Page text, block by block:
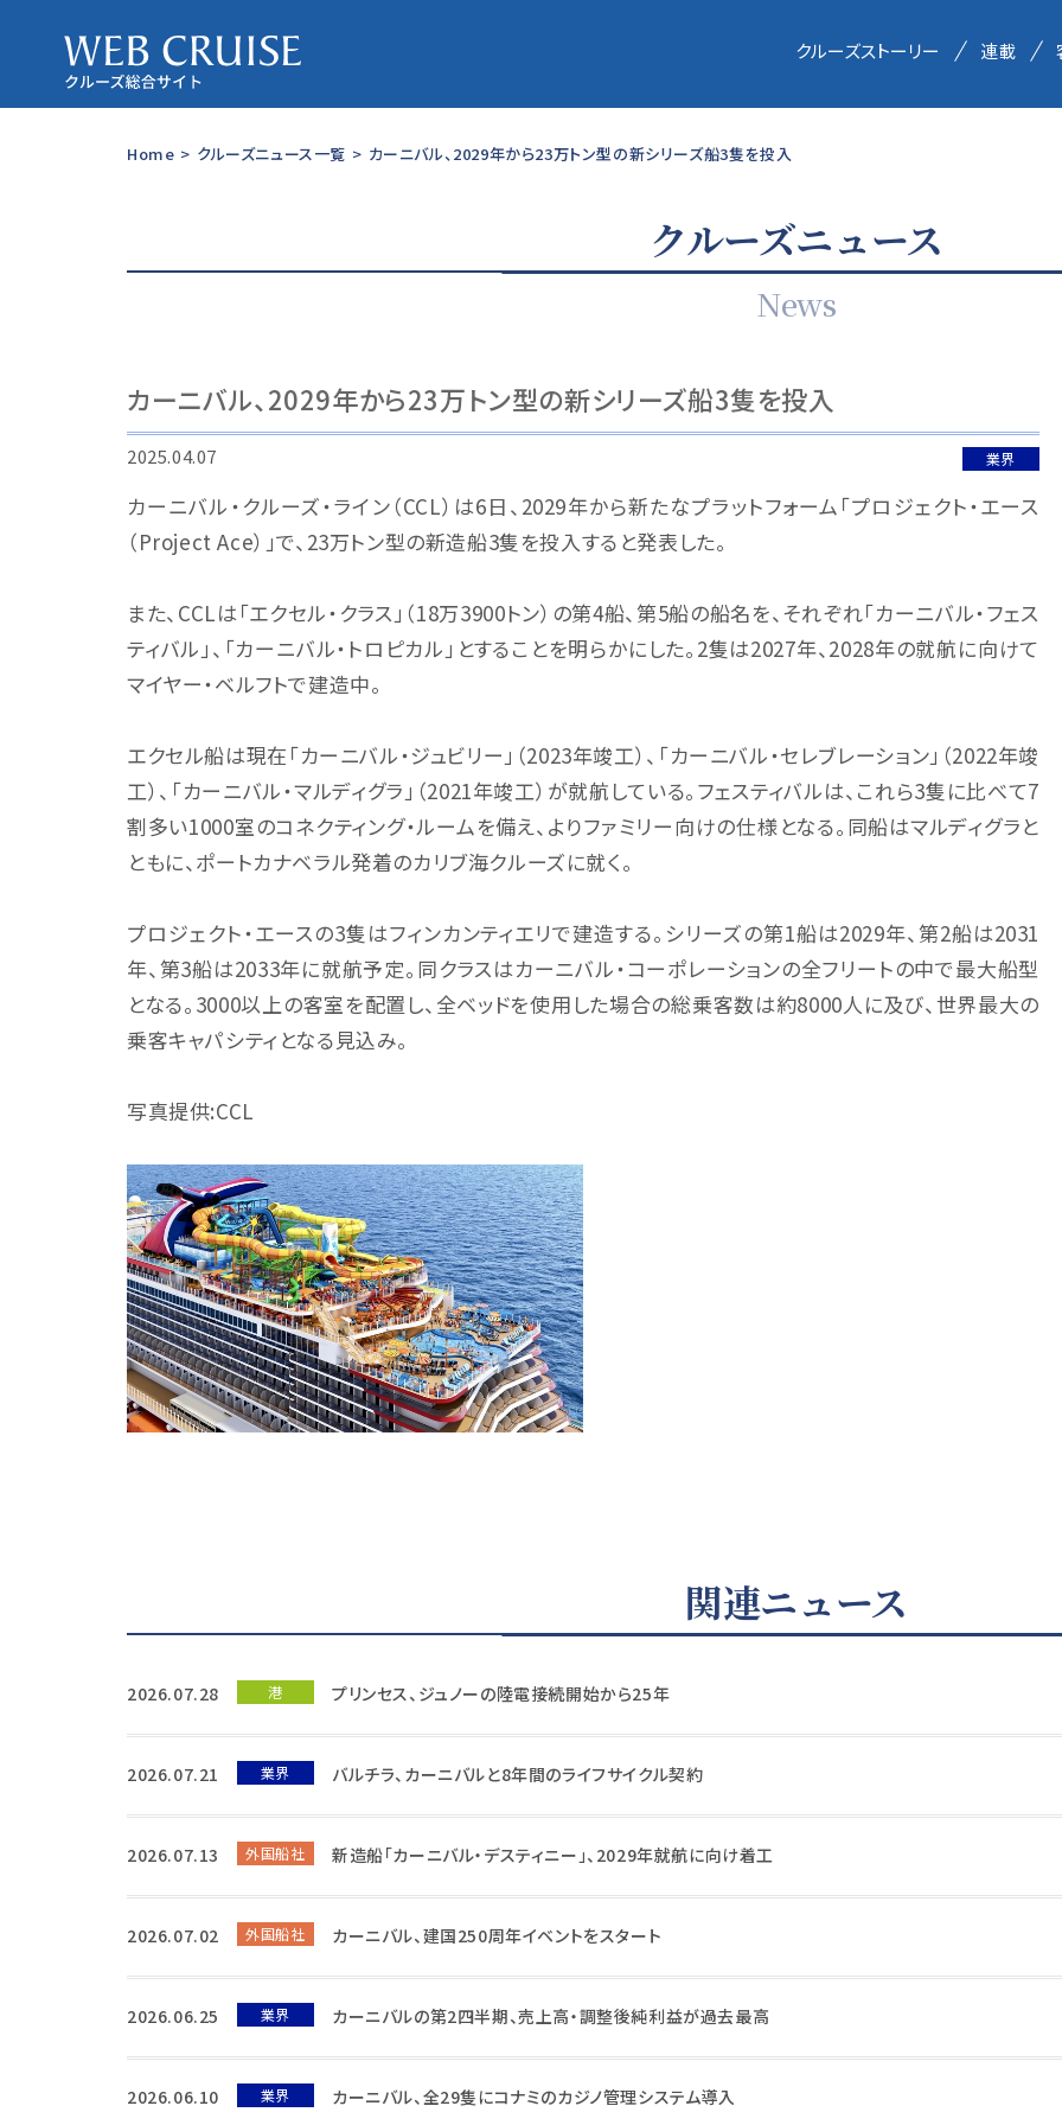
クルーズストーリー 連載
Home > クルーズニュース一覧 > カーニバル、2029年から23万トン型の新シリーズ船3隻を投入
クルーズニュース
News
カーニバル、2029年から23万トン型の新シリーズ船3隻を投入
2025.04.07 業界
カーニバル・クルーズ・ライン（CCL）は6日、2029年から新たなプラットフォーム「プロジェクト・エース
（Project Ace）」で、23万トン型の新造船3隻を投入すると発表した。
また、CCLは「エクセル・クラス」（18万3900トン）の第4船、第5船の船名を、それぞれ「カーニバル・フェス
ティバル」、「カーニバル・トロピカル」とすることを明らかにした。2隻は2027年、2028年の就航に向けて
マイヤー・ベルフトで建造中。
エクセル船は現在「カーニバル・ジュビリー」（2023年竣工）、「カーニバル・セレブレーション」（2022年竣
工）、「カーニバル・マルディグラ」（2021年竣工）が就航している。フェスティバルは、これら3隻に比べて7
割多い1000室のコネクティング・ルームを備え、よりファミリー向けの仕様となる。同船はマルディグラと
ともに、ポートカナベラル発着のカリブ海クルーズに就く。
プロジェクト・エースの3隻はフィンカンティエリで建造する。シリーズの第1船は2029年、第2船は2031
年、第3船は2033年に就航予定。同クラスはカーニバル・コーポレーションの全フリートの中で最大船型
となる。3000以上の客室を配置し、全ベッドを使用した場合の総乗客数は約8000人に及び、世界最大の
乗客キャパシティとなる見込み。
写真提供:CCL
関連ニュース
2026.07.28 港 プリンセス、ジュノーの陸電接続開始から25年
2026.07.21 業界 バルチラ、カーニバルと8年間のライフサイクル契約
2026.07.13 外国船社 新造船「カーニバル・デスティニー」、2029年就航に向け着工
2026.07.02 外国船社 カーニバル、建国250周年イベントをスタート
2026.06.25 業界 カーニバルの第2四半期、売上高・調整後純利益が過去最高
2026.06.10 業界 カーニバル、全29隻にコナミのカジノ管理システム導入